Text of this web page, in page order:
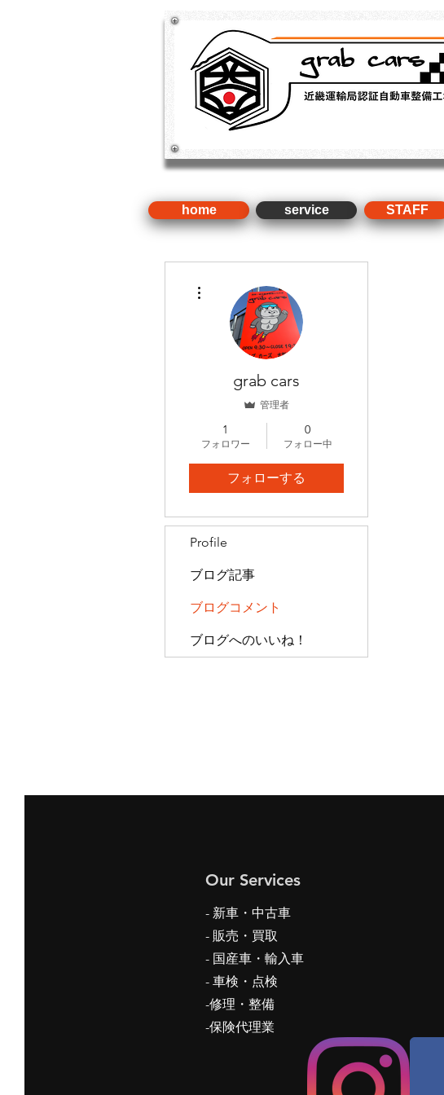
新車・中古車・国産車・輸入車・ 販売
home service STAFF
grab cars
管理者
1
フォロワー
0
フォロー中
フォローする
Profile
ブログ記事
ブログコメント
ブログへのいいね！
Our Services
- 新車・中古車
- 販売・買取
- 国産車・輸入車
- 車検・点検
-修理・整備
-保険代理業